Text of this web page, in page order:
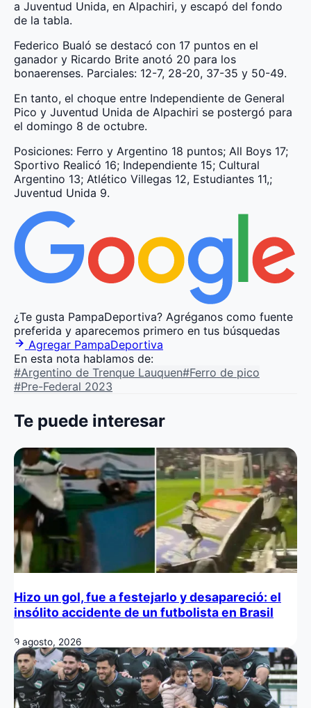
a Juventud Unida, en Alpachiri, y escapó del fondo
de la tabla.
Federico Bualó se destacó con 17 puntos en el
ganador y Ricardo Brite anotó 20 para los
bonaerenses. Parciales: 12-7, 28-20, 37-35 y 50-49.
En tanto, el choque entre Independiente de General
Pico y Juventud Unida de Alpachiri se postergó para
el domingo 8 de octubre.
Posiciones: Ferro y Argentino 18 puntos; All Boys 17;
Sportivo Realicó 16; Independiente 15; Cultural
Argentino 13; Atlético Villegas 12, Estudiantes 11,;
Juventud Unida 9.
¿Te gusta PampaDeportiva? Agréganos como fuente
preferida y aparecemos primero en tus búsquedas
Agregar PampaDeportiva
En esta nota hablamos de:
#Argentino de Trenque Lauquen#Ferro de pico
#Pre-Federal 2023
Te puede interesar
Hizo un gol, fue a festejarlo y desapareció: el
insólito accidente de un futbolista en Brasil
9 agosto, 2026